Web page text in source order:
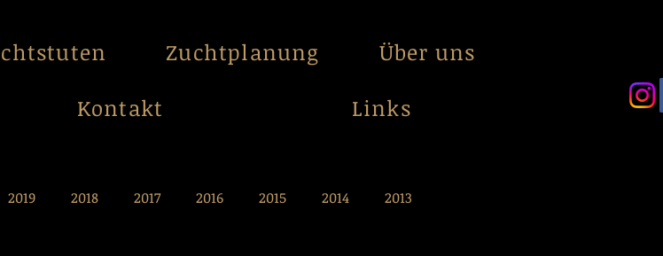
Zuchtplanung
Über uns
Kontakt Links
2019 2018 2017 2016 2015 2014 2013